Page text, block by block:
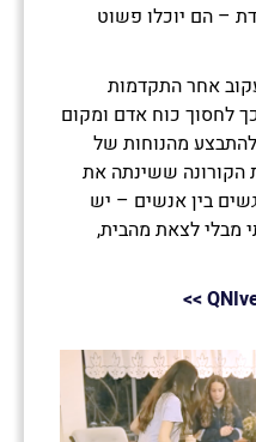
– הם יוכלו פשוט
אחר התקדמות
לחסוך כוח אדם ומקום
מהנוחות של
הקורונה ששינתה את
בין אנשים – יש
מבלי לצאת מהבית,
>>